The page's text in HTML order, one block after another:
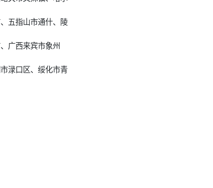
五指山市通什、陵
广西来宾市象州
渌口区、绥化市青